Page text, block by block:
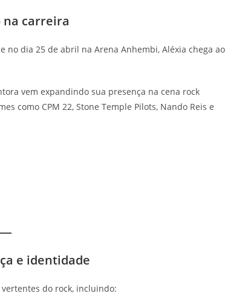
na carreira
no dia 25 de abril na Arena Anhembi, Aléxia chega ao
vem expandindo sua presença na cena rock
como CPM 22, Stone Temple Pilots, Nando Reis e
e identidade
do rock, incluindo: